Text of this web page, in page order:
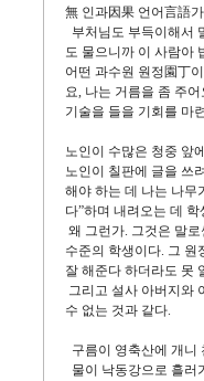
無 인과因果 언어言語
부처님도 부득이해서
도 물으니까 이 사람아
어떤 과수원 원정園丁
요, 나는 거름을 좀 주
기술을 들을 기회를 마
노인이 수많은 청중 앞
노인이 칠판에 글을 쓰
해야 하는 데 나는 나무
다”하며 내려오는 데
왜 그런가. 그것은 말
수준의 학생이다. 그 원
잘 해준다 하더라도 못
그리고 설사 아버지와
수 없는 것과 같다.
구름이 영축산에 개니
물이 낙동강으로 흘러